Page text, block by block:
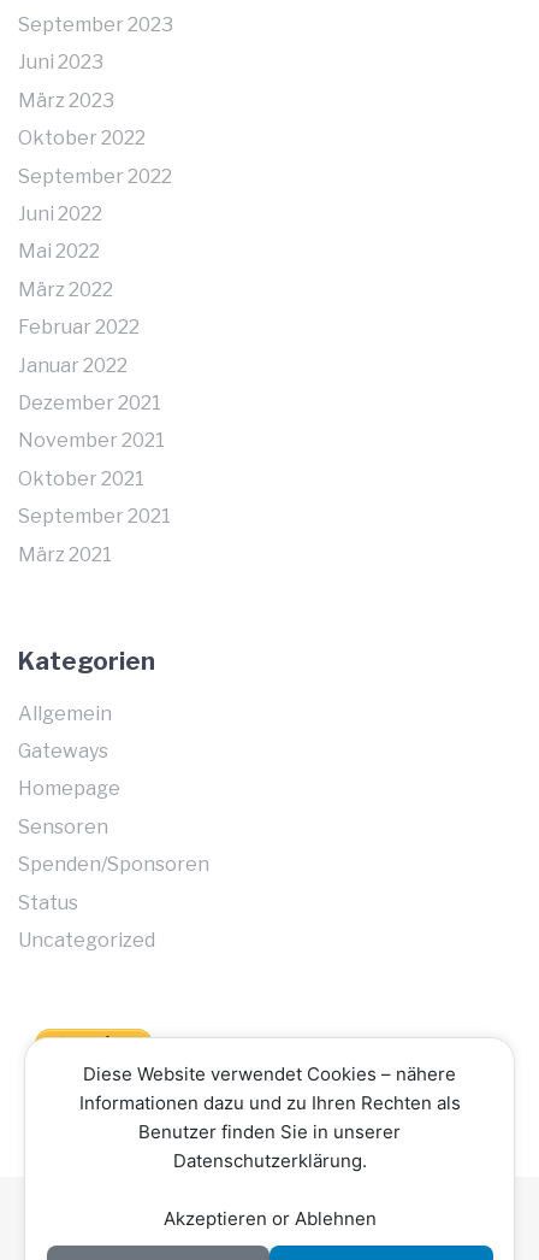
September 2023
Juni 2023
März 2023
Oktober 2022
September 2022
Juni 2022
Mai 2022
März 2022
Februar 2022
Januar 2022
Dezember 2021
November 2021
Oktober 2021
September 2021
März 2021
Kategorien
Allgemein
Gateways
Homepage
Sensoren
Spenden/Sponsoren
Status
Uncategorized
Datenschutzerklärung Impressum
Copyright © 2026 Hochschwarzwald Smart Net -
Diese Website verwendet Cookies – nähere
Informationen dazu und zu Ihren Rechten als
Benutzer finden Sie in unserer
Datenschutzerklärung.
Akzeptieren or Ablehnen